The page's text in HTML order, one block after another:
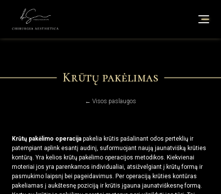
Krūtų pakėlimas
← Visos paslaugos
Krūtų pakėlimo operacija pakelia krūtis pašalinant odos perteklių ir
patempiant aplink esantį audinį, suformuojant naują jaunatvišką krūties
kontūrą. Yra kelios krūtų pakėlimo operacijos metodikos. Kiekvienai
moteriai jos yra parenkamos individualiai, atsižvelgiant į krūtų formą ir
pasmukimo laipsnį bei pageidavimus. Per operaciją krūties kontūras
pakeliamas į aukštesnę poziciją ir krūtis įgauna jaunatviškesnę formą.